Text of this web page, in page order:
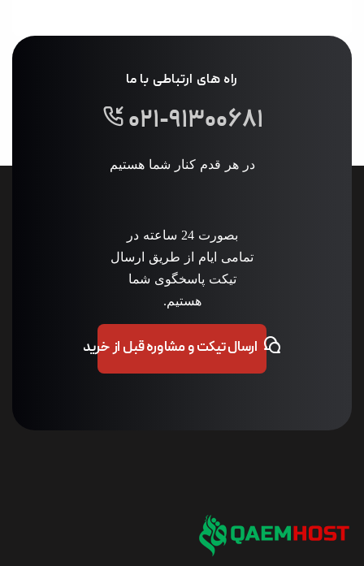
راه های ارتباطی با ما
۰۲۱-۹۱۳۰۰۶۸۱
در هر قدم کنار شما هستیم
بصورت 24 ساعته در
تمامی ایام از طریق ارسال
تیکت پاسخگوی شما
هستیم.
ارسال تیکت و مشاوره قبل از خرید